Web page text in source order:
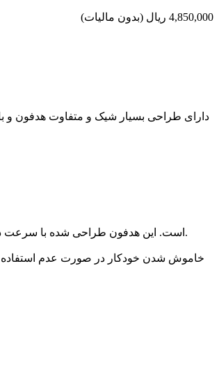
4,850,000 ریال (بدون مالیات)
دارای طراحی بسیار شیک و متفاوت هدفون و
هدفون بلوتوث AH-806D گزینه ای عالی برای هدیه دادن در مناسبت های مختلف مانند تولد ، جشن ، کریسمس وine است. این هدفون طراحی شده با سرعت در بین دختران خانم ها طرفداران زیادی دارد.